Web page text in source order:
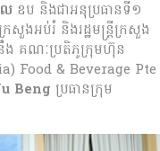
ល ឧប និងជាអនុប្រធានទី១
រសួងអប់រំ និងរដ្ឋមន្ត្រីក្រសួង
នឹង គណៈប្រតិភូក្រុមហ៊ុន
Food & Beverage Pte
Beng ប្រធានក្រុម